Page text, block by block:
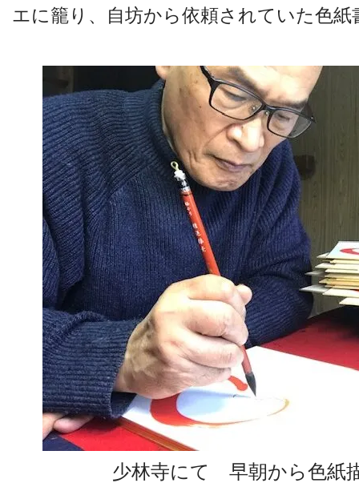
エに籠り、自坊から依頼されていた色
少林寺にて 早朝から色紙